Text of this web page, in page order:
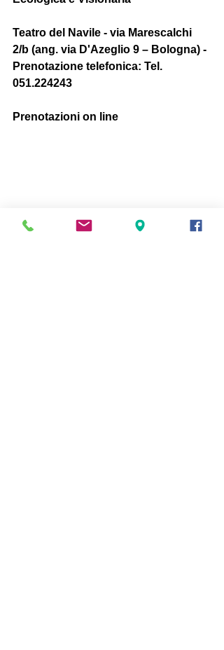
Teatro del Navile - via Marescalchi
2/b (ang. via D'Azeglio 9 – Bologna) -
Prenotazione telefonica: Tel.
051.224243
Prenotazioni on line
#stagione20142015 #recital